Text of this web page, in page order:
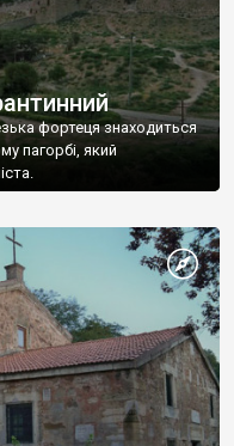
фортеця знаходиться
пагорбі, який